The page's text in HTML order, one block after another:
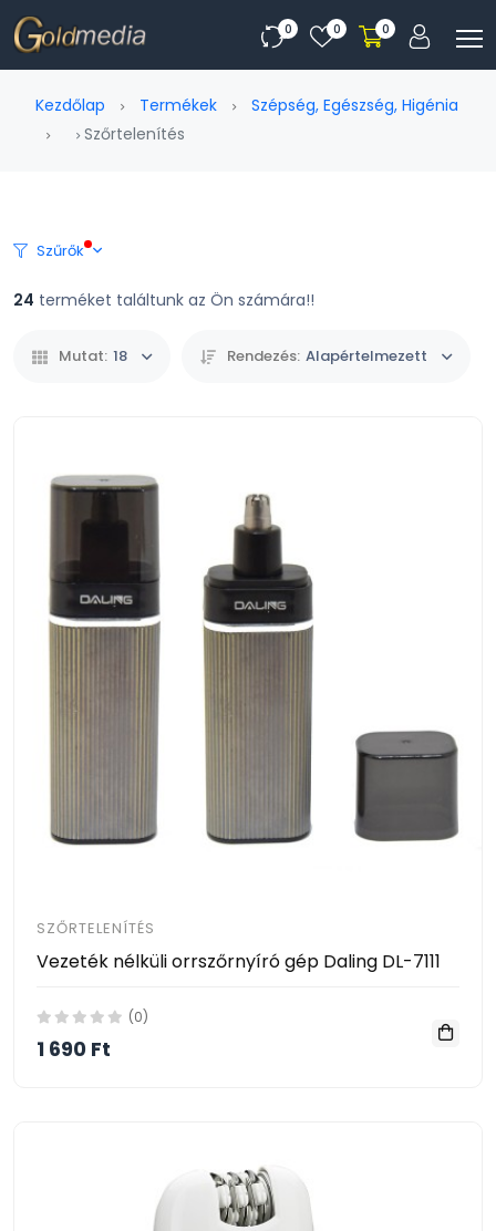
0 0 0
Kezdőlap Termékek
Szépség, Egészség, Higénia
Szőrtelenítés
Szűrők
24 terméket találtunk az Ön számára!!
Mutat: 18 Rendezés: Alapértelmezett
SZŐRTELENÍTÉS
Vezeték nélküli orrszőrnyíró gép Daling DL-7111
(0)
1 690 Ft